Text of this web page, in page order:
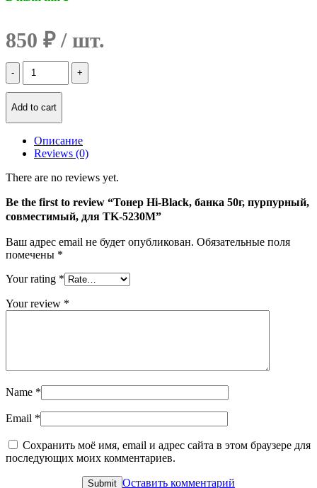
850 ₽
Количество
Тонер
Hi-
Black,
пурпурный,
совместимый,
TK-
Add to cart
Описание
Reviews (0)
There are no reviews yet.
Be the first to review “Тонер Hi-Black, банка 50г, пурпурный,
совместимый, для TK-5230M”
Ваш адрес email не будет опубликован. Обязательные поля
помечены *
Your rating *
Your review *
Name *
Email *
Сохранить моё имя, email и адрес сайта в этом браузере для
последующих моих комментариев.
Оставить комментарий